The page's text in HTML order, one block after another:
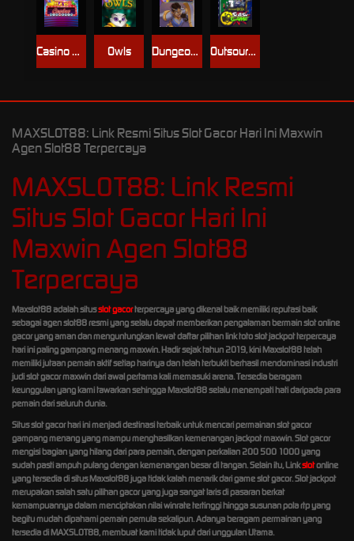
Casino Win Spin Dungeon Quest Outsourced: Slash Game
Owls
MAXSLOT88: Link Resmi Situs Slot Gacor Hari Ini Maxwin
Agen Slot88 Terpercaya
MAXSLOT88: Link Resmi
Situs Slot Gacor Hari Ini
Maxwin Agen Slot88
Terpercaya
Maxslot88 adalah situsslot gacorterpercaya yang dikenal baik memiliki reputasi baik
sebagai agen slot88 resmi yang selalu dapat memberikan pengalaman bermain slot online
gacor yang aman dan menguntungkan lewat daftar pilihan link toto slot jackpot terpercaya
hari ini paling gampang menang maxwin. Hadir sejak tahun 2019, kini Maxslot88 telah
memiliki jutaan pemain aktif setiap harinya dan telah terbukti berhasil mendominasi industri
judi slot gacor maxwin dari awal pertama kali memasuki arena. Tersedia beragam
keunggulan yang kami tawarkan sehingga Maxslot88 selalu menempati hati daripada para
pemain dari seluruh dunia.
Situs slot gacor hari ini menjadi destinasi terbaik untuk mencari permainan slot gacor
gampang menang yang mampu menghasilkan kemenangan jackpot maxwin. Slot gacor
mengisi bagian yang hilang dari para pemain, dengan perkalian 200 500 1000 yang
sudah pasti ampuh pulang dengan kemenangan besar di tangan. Selain itu, Linkslotonline
yang tersedia di situs Maxslot88 juga tidak kalah menarik dari game slot gacor. Slot jackpot
merupakan salah satu pilihan gacor yang juga sangat laris di pasaran berkat
kemampuannya dalam menciptakan nilai winrate tertinggi hingga susunan pola rtp yang
begitu mudah dipahami pemain pemula sekalipun. Adanya beragam permainan yang
tersedia di MAXSLOT88, membuat kami tidak luput dari unggulan Utama.